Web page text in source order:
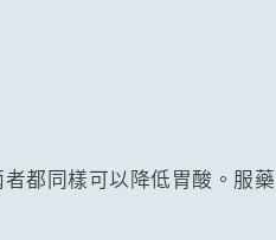
都同樣可以降低胃酸。服藥